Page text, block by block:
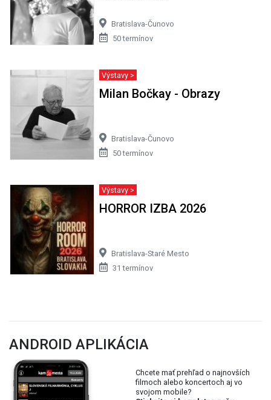
Bratislava-Čunovo
50 termínov
Výstavy >
HORROR IZBA 2026
Bratislava-Staré Mesto
31 termínov
ANDROID APLIKÁCIA
Chcete mať prehľad o najnovších
filmoch alebo koncertoch aj vo